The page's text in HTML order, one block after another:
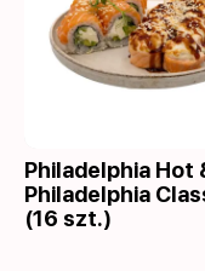
Philadelphia Hot
Philadelphia
(16 szt.)